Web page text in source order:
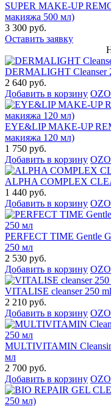
SUPER MAKE-UP
макияжа 500 мл)
3 300 руб.
Оставить заявку
DERMALIGHT Cleanser
2 640 руб.
Добавить в корзину
EYE&LIP MAKE-UP
макияжа 120 мл)
1 750 руб.
Добавить в корзину
ALPHA COMPLEX
1 440 руб.
Добавить в корзину
PERFECT TIME Gentle
250 мл
2 530 руб.
Добавить в корзину
VITALISE cleanser 250
2 210 руб.
Добавить в корзину
MULTIVITAMIN
мл
2 700 руб.
Добавить в корзину